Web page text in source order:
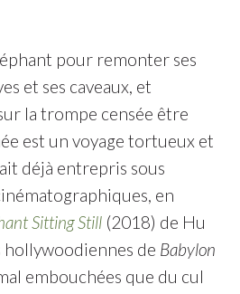
pour remonter ses
et ses caveaux, et
la trompe censée être
est un voyage tortueux et
déjà entrepris sous
en
Sitting Still(2018) de Hu
de Babylon
embouchées que du cul